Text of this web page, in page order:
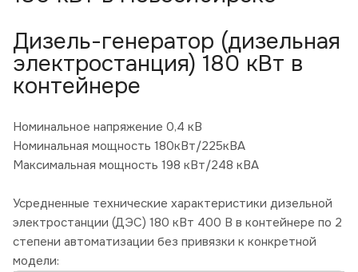
Дизель-генератор (дизельная
электростанция) 180 кВт в
контейнере
Номинальное напряжение 0,4 кВ
Номинальная мощность 180кВт/225кВА
Максимальная мощность 198 кВт/248 кВА
Усредненные технические характеристики дизельной
электростанции (ДЭС) 180 кВт 400 В в контейнере по 2
степени автоматизации без привязки к конкретной
модели: